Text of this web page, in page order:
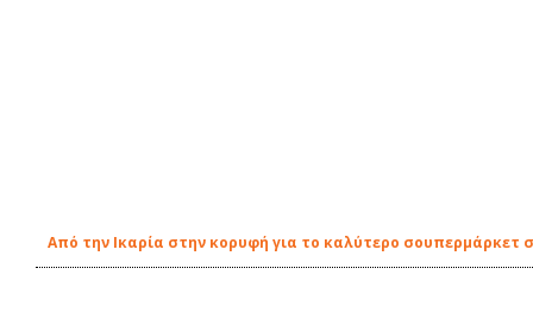
Από την Ικαρία στην κορυφή για το καλύτερο σουπερμάρκετ